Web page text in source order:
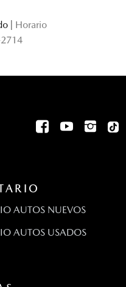
Horario
AUTOS NUEVOS
AUTOS USADOS